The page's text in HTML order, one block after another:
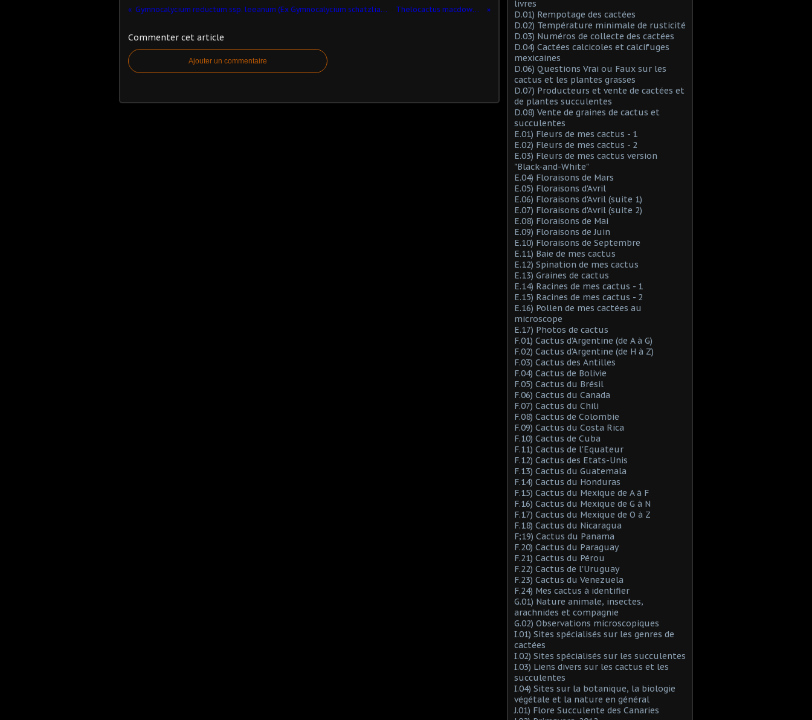
Gymnocalycium reductum ssp. leeanum (Ex Gymnocalycium schatzlianum)
Thelocactus macdowellii
Commenter cet article
Ajouter un commentaire
livres
D.01) Rempotage des cactées
D.02) Température minimale de rusticité
D.03) Numéros de collecte des cactées
D.04) Cactées calcicoles et calcifuges
mexicaines
D.06) Questions Vrai ou Faux sur les
cactus et les plantes grasses
D.07) Producteurs et vente de cactées et
de plantes succulentes
D.08) Vente de graines de cactus et
succulentes
E.01) Fleurs de mes cactus - 1
E.02) Fleurs de mes cactus - 2
E.03) Fleurs de mes cactus version
"Black-and-White"
E.04) Floraisons de Mars
E.05) Floraisons d'Avril
E.06) Floraisons d'Avril (suite 1)
E.07) Floraisons d'Avril (suite 2)
E.08) Floraisons de Mai
E.09) Floraisons de Juin
E.10) Floraisons de Septembre
E.11) Baie de mes cactus
E.12) Spination de mes cactus
E.13) Graines de cactus
E.14) Racines de mes cactus - 1
E.15) Racines de mes cactus - 2
E.16) Pollen de mes cactées au
microscope
E.17) Photos de cactus
F.01) Cactus d'Argentine (de A à G)
F.02) Cactus d'Argentine (de H à Z)
F.03) Cactus des Antilles
F.04) Cactus de Bolivie
F.05) Cactus du Brésil
F.06) Cactus du Canada
F.07) Cactus du Chili
F.08) Cactus de Colombie
F.09) Cactus du Costa Rica
F.10) Cactus de Cuba
F.11) Cactus de l'Equateur
F.12) Cactus des Etats-Unis
F.13) Cactus du Guatemala
F.14) Cactus du Honduras
F.15) Cactus du Mexique de A à F
F.16) Cactus du Mexique de G à N
F.17) Cactus du Mexique de O à Z
F.18) Cactus du Nicaragua
F;19) Cactus du Panama
F.20) Cactus du Paraguay
F.21) Cactus du Pérou
F.22) Cactus de l'Uruguay
F.23) Cactus du Venezuela
F.24) Mes cactus à identifier
G.01) Nature animale, insectes,
arachnides et compagnie
G.02) Observations microscopiques
I.01) Sites spécialisés sur les genres de
cactées
I.02) Sites spécialisés sur les succulentes
I.03) Liens divers sur les cactus et les
succulentes
I.04) Sites sur la botanique, la biologie
végétale et la nature en général
J.01) Flore Succulente des Canaries